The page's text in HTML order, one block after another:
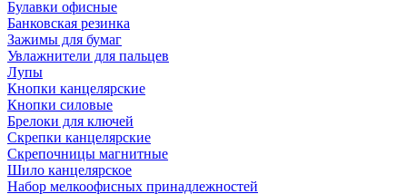
Булавки офисные
Банковская резинка
Зажимы для бумаг
Увлажнители для пальцев
Лупы
Кнопки канцелярские
Кнопки силовые
Брелоки для ключей
Скрепки канцелярские
Скрепочницы магнитные
Шило канцелярское
Набор мелкоофисных принадлежностей